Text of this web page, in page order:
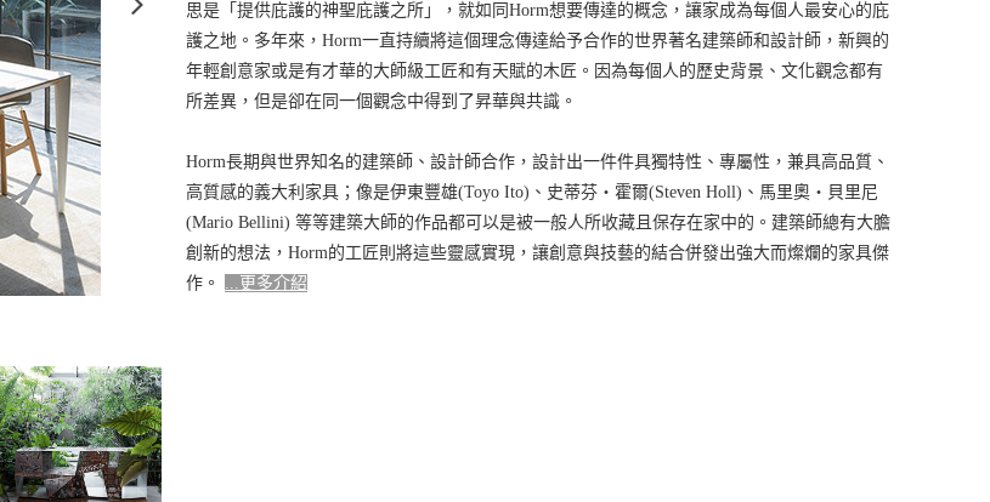
思是「提供庇護的神聖庇護之所」，就如同Horm想要傳達的概念，讓家成為每個人最安心的庇
護之地。多年來，Horm一直持續將這個理念傳達給予合作的世界著名建築師和設計師，新興的
年輕創意家或是有才華的大師級工匠和有天賦的木匠。因為每個人的歷史背景、文化觀念都有
所差異，但是卻在同一個觀念中得到了昇華與共識。
Horm長期與世界知名的建築師、設計師合作，設計出一件件具獨特性、專屬性，兼具高品質、
高質感的義大利家具；像是伊東豐雄(Toyo Ito)、史蒂芬・霍爾(Steven Holl)、馬里奧‧貝里尼
(Mario Bellini) 等等建築大師的作品都可以是被一般人所收藏且保存在家中的。建築師總有大膽
創新的想法，Horm的工匠則將這些靈感實現，讓創意與技藝的結合併發出強大而燦爛的家具傑
作。 ...更多介紹